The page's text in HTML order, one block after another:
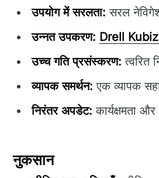
उपयोग में सरलता: सरल
उन्नत उपकरण: Drell
उच्च गति प्रसंस्करण: त्वरित
व्यापक समर्थन: एक व्यापक
निरंतर अपडेट: कार्यक्षमता
नुकसान